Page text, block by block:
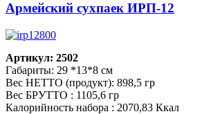
Армейский сухпаек ИРП-12
Артикул: 2502
Габариты: 29 *13*8 см
Вес НЕТТО (продукт): 898,5 гр
Вес БРУТТО : 1105,6 гр
Калорийность набора : 2070,83 Ккал